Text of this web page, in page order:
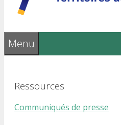
Menu
Ressources
Communiqués de presse